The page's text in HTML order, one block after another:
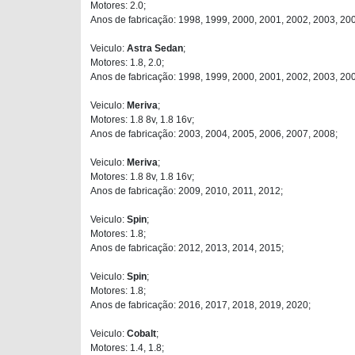
Motores: 2.0;
Anos de fabricação: 1998, 1999, 2000, 2001, 2002, 2003,
Veiculo: Astra Sedan;
Motores: 1.8, 2.0;
Anos de fabricação: 1998, 1999, 2000, 2001, 2002, 2003,
Veiculo: Meriva;
Motores: 1.8 8v, 1.8 16v;
Anos de fabricação: 2003, 2004, 2005, 2006, 2007, 2008;
Veiculo: Meriva;
Motores: 1.8 8v, 1.8 16v;
Anos de fabricação: 2009, 2010, 2011, 2012;
Veiculo: Spin;
Motores: 1.8;
Anos de fabricação: 2012, 2013, 2014, 2015;
Veiculo: Spin;
Motores: 1.8;
Anos de fabricação: 2016, 2017, 2018, 2019, 2020;
Veiculo: Cobalt;
Motores: 1.4, 1.8;